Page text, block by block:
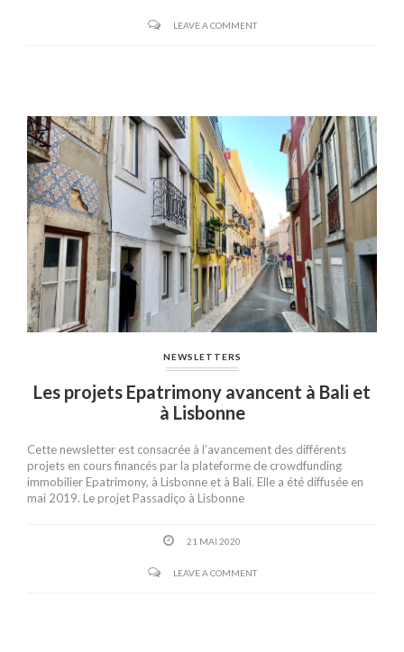
LEAVE A COMMENT
NEWSLETTERS
Les projets Epatrimony avancent à Bali et
à Lisbonne
Cette newsletter est consacrée à l’avancement des différents
projets en cours financés par la plateforme de crowdfunding
immobilier Epatrimony, à Lisbonne et à Bali. Elle a été diffusée en
mai 2019. Le projet Passadiço à Lisbonne
21 MAI 2020
LEAVE A COMMENT